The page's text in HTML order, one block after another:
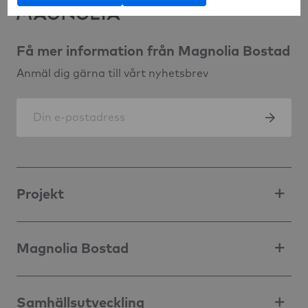
Få mer information från Magnolia Bostad
Anmäl dig gärna till vårt nyhetsbrev
Projekt
Magnolia Bostad
Samhällsutveckling